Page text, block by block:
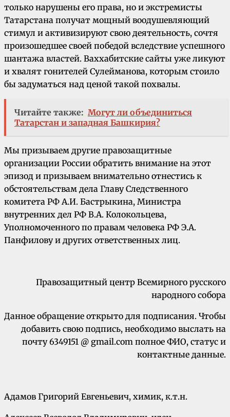
только нарушены его права, но и экстремисты
Татарстана получат мощный воодушевляющий
стимул и активизируют свою деятельность, сочтя
произошедшее своей победой вследствие успешного
шантажа властей. Ваххабитские сайты уже ликуют
и хвалят гонителей Сулейманова, которым стоило
бы задуматься над ценой такой похвалы.
Читайте также: Могут ли объединиться
Татарстан и западная Башкирия?
Мы призываем другие правозащитные
организации России обратить внимание на этот
эпизод и призываем внимательно отнестись к
обстоятельствам дела Главу Следственного
комитета РФ А.И. Бастрыкина, Министра
внутренних дел РФ В.А. Колокольцева,
Уполномоченного по правам человека РФ Э.А.
Панфилову и других ответственных лиц.
Правозащитный центр Всемирного русского
народного собора
Данное обращение открыто для подписания. Чтобы
добавить свою подпись, необходимо выслать на
почту 6349151 @ gmail.com полное ФИО, статус и
контактные данные.
Адамов Григорий Евгеньевич, химик, к.т.н.